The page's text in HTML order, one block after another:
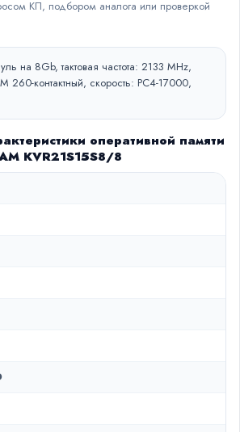
КП, подбором аналога или проверкой
на 8Gb, тактовая частота: 2133 MHz,
260-контактный, скорость: PC4-17000,
оперативной памяти
KVR21S15S8/8